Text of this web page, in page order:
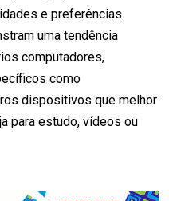
e preferências.
uma tendência
computadores,
como
dispositivos que melhor
para estudo, vídeos ou